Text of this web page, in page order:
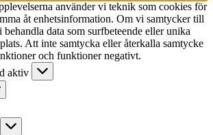
använder vi teknik som cookies för
åt enhetsinformation. Om vi samtycker till
data som surfbeteende eller unika
Att inte samtycka eller återkalla samtycke
och funktioner negativt.
aktiv
Marknadsföring